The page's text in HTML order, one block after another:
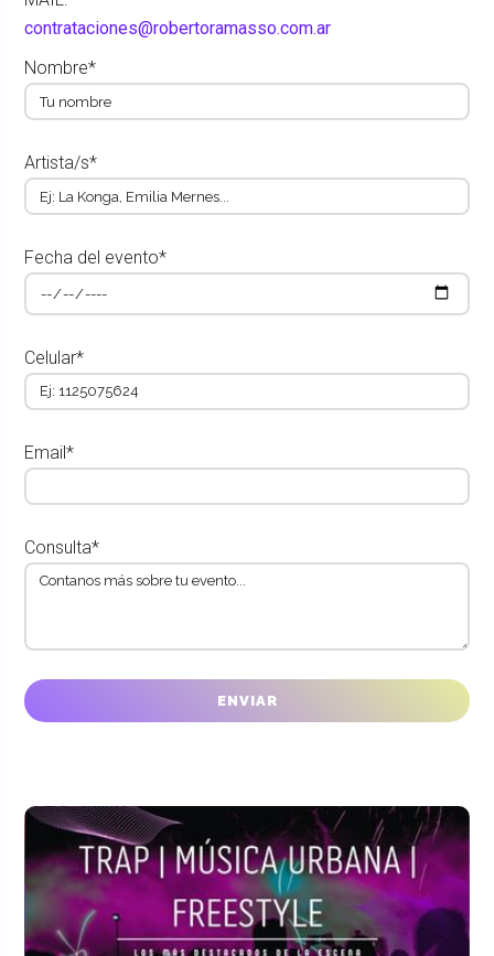
contrataciones@robertoramasso.com.ar
Nombre*
Artista/s*
Fecha del evento*
Celular*
Email*
Consulta*